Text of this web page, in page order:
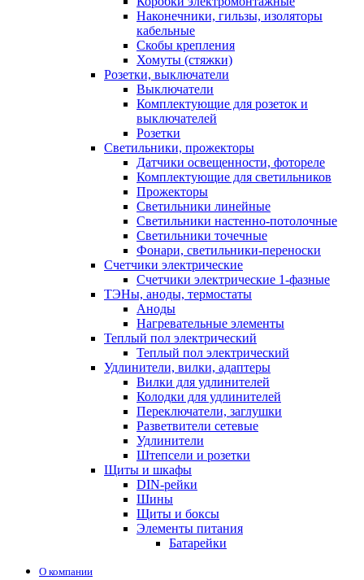
Наконечники, гильзы, изоляторы
кабельные
Скобы крепления
Хомуты (стяжки)
Розетки, выключатели
Выключатели
Комплектующие для розеток и
выключателей
Розетки
Светильники, прожекторы
Датчики освещенности, фотореле
Комплектующие для светильников
Прожекторы
Светильники линейные
Светильники настенно-потолочные
Светильники точечные
Фонари, светильники-переноски
Счетчики электрические
Счетчики электрические 1-фазные
ТЭНы, аноды, термостаты
Аноды
Нагревательные элементы
Теплый пол электрический
Теплый пол электрический
Удлинители, вилки, адаптеры
Вилки для удлинителей
Колодки для удлинителей
Переключатели, заглушки
Разветвители сетевые
Удлинители
Штепсели и розетки
Щиты и шкафы
DIN-рейки
Шины
Щиты и боксы
Элементы питания
Батарейки
О компании